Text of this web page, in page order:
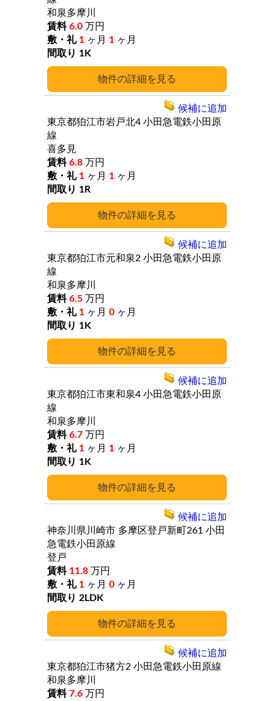
詳細
和泉多摩川
6.0 万円
1 ヶ月 1 ヶ月
1K
詳細
東京都狛江市岩戸北4 小田急電鉄小田原
線
喜多見
6.8 万円
1 ヶ月 1 ヶ月
1R
候補に追加
詳細
東京都狛江市元和泉2 小田急電鉄小田原
線
和泉多摩川
6.5 万円
1 ヶ月 0 ヶ月
1K
候補に追加
詳細
東京都狛江市東和泉4 小田急電鉄小田原
線
和泉多摩川
6.7 万円
1 ヶ月 1 ヶ月
1K
候補に追加
詳細
神奈川県川崎市 多摩区登戸新町261 小田
急電鉄小田原線
登戸
11.8 万円
1 ヶ月 0 ヶ月
2LDK
候補に追加
東京都狛江市猪方2 小田急電鉄小田原線
和泉多摩川
7.6 万円
候補に追加